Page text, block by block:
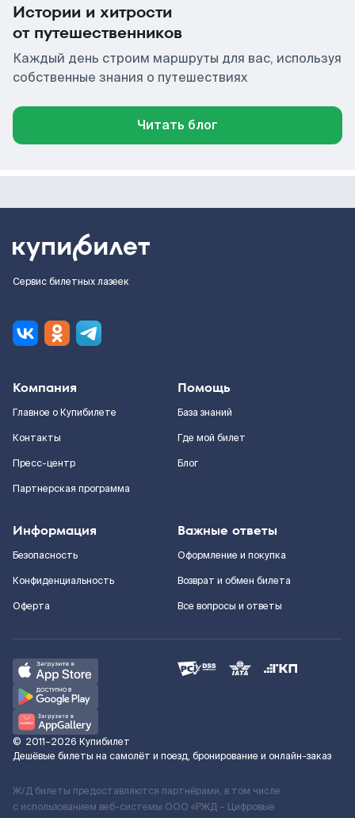
Истории и хитрости
от путешественников
Каждый день строим маршруты для вас, используя
собственные знания о путешествиях
Читать блог
Сервис билетных лазеек
Компания
Главное о Купибилете
Контакты
Пресс-центр
Партнерская программа
Помощь
База знаний
Где мой билет
Блог
Информация
Безопасность
Конфиденциальность
Оферта
Важные ответы
Оформление и покупка
Возврат и обмен билета
Все вопросы и ответы
© 2011–2026 Купибилет
Дешёвые билеты на самолёт и поезд, бронирование и онлайн-заказ
Ж/Д билеты предоставляются партнёрами, в том числе
с использованием веб-системы ООО «РЖД – Цифровые